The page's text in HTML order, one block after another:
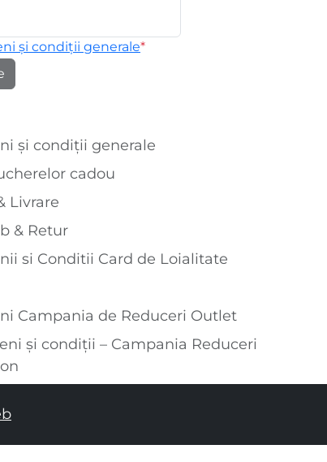
și condiții generale*
și condiții generale
cadou
Livrare
& Retur
si Conditii Card de Loialitate
Campania de Reduceri Outlet
și condiții – Campania Reduceri